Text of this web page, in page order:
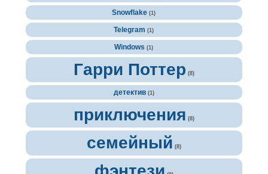
Snowflake (1)
Telegram (1)
Windows (1)
Гарри Поттер (8)
детектив (1)
приключения (8)
семейный (8)